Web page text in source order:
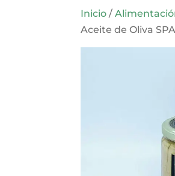
Inicio /
Aceite de Oliva